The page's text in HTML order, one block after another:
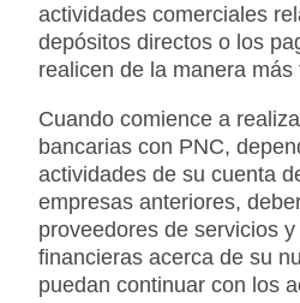
actividades comerciales
depósitos directos o los
realicen de la manera más
Cuando comience a
bancarias con PNC,
actividades de su cuenta
empresas anteriores,
proveedores de servicios
financieras acerca de su
puedan continuar con los